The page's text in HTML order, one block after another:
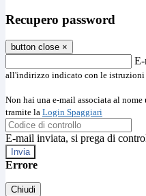
Recupero password
button close ×
all'indirizzo indicato con le istruzioni
Non hai una e-mail associata al
tramite la Login Spaggiari
E-mail inviata, si prega di
Errore
Chiudi